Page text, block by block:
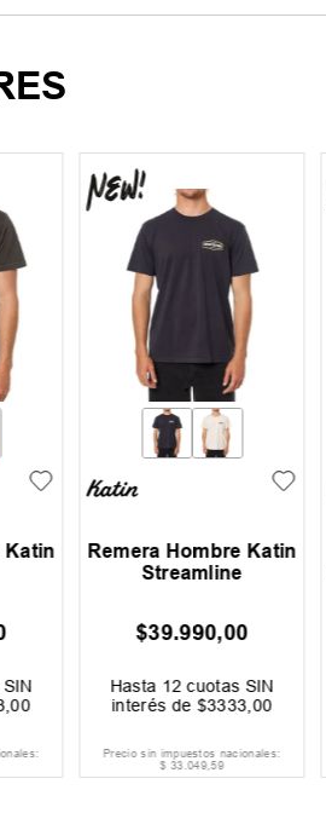
Katin
,00
Remera Hombre Katin
Streamline
$39.990,00
Hasta 12 cuotas SIN
interés de$3333 00
Precio sin impuestos nacionales:
$ 33.049,59